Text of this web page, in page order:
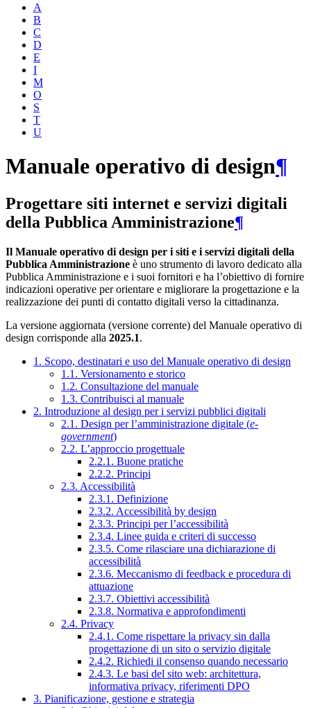
A
B
C
D
E
I
M
O
S
T
U
Manuale operativo di design¶
Progettare siti internet e servizi digitali
della Pubblica Amministrazione¶
Il Manuale operativo di design per i siti e i servizi digitali della
Pubblica Amministrazione è uno strumento di lavoro dedicato alla
Pubblica Amministrazione e i suoi fornitori e ha l’obiettivo di fornire
indicazioni operative per orientare e migliorare la progettazione e la
realizzazione dei punti di contatto digitali verso la cittadinanza.
La versione aggiornata (versione corrente) del Manuale operativo di
design corrisponde alla 2025.1.
1. Scopo, destinatari e uso del Manuale operativo di design
1.1. Versionamento e storico
1.2. Consultazione del manuale
1.3. Contribuisci al manuale
2. Introduzione al design per i servizi pubblici digitali
2.1. Design per l’amministrazione digitale (e-
government)
2.2. L’approccio progettuale
2.2.1. Buone pratiche
2.2.2. Principi
2.3. Accessibilità
2.3.1. Definizione
2.3.2. Accessibilità by design
2.3.3. Principi per l’accessibilità
2.3.4. Linee guida e criteri di successo
2.3.5. Come rilasciare una dichiarazione di
accessibilità
2.3.6. Meccanismo di feedback e procedura di
attuazione
2.3.7. Obiettivi accessibilità
2.3.8. Normativa e approfondimenti
2.4. Privacy
2.4.1. Come rispettare la privacy sin dalla
progettazione di un sito o servizio digitale
2.4.2. Richiedi il consenso quando necessario
2.4.3. Le basi del sito web: architettura,
informativa privacy, riferimenti DPO
3. Pianificazione, gestione e strategia